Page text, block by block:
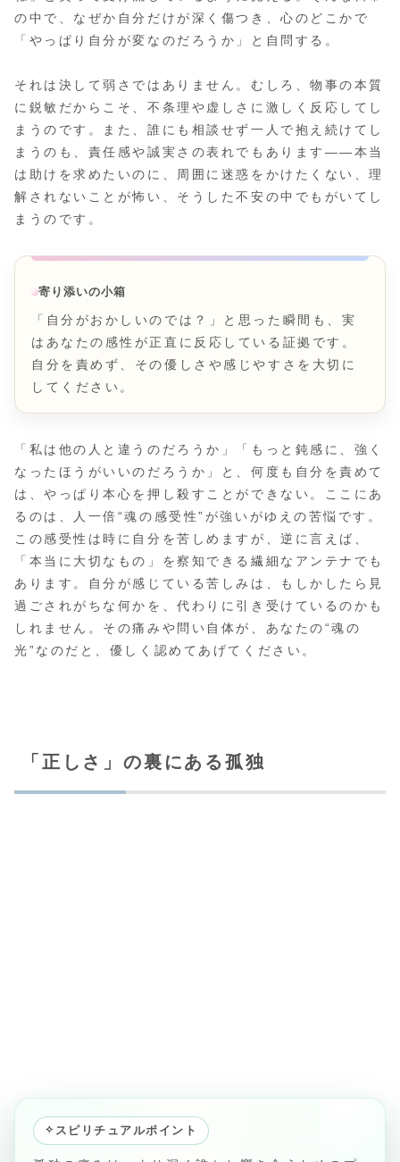
の中で、なぜか自分だけが深く傷つき、心のどこかで
「やっぱり自分が変なのだろうか」と自問する。
それは決して弱さではありません。むしろ、物事の本質
に鋭敏だからこそ、不条理や虚しさに激しく反応してし
まうのです。また、誰にも相談せず一人で抱え続けてし
まうのも、責任感や誠実さの表れでもあります――本当
は助けを求めたいのに、周囲に迷惑をかけたくない、理
解されないことが怖い、そうした不安の中でもがいてし
まうのです。
寄り添いの小箱
「自分がおかしいのでは？」と思った瞬間も、実
はあなたの感性が正直に反応している証拠です。
自分を責めず、その優しさや感じやすさを大切に
してください。
「私は他の人と違うのだろうか」「もっと鈍感に、強く
なったほうがいいのだろうか」と、何度も自分を責めて
は、やっぱり本心を押し殺すことができない。ここにあ
るのは、人一倍“魂の感受性”が強いがゆえの苦悩です。
この感受性は時に自分を苦しめますが、逆に言えば、
「本当に大切なもの」を察知できる繊細なアンテナでも
あります。自分が感じている苦しみは、もしかしたら見
過ごされがちな何かを、代わりに引き受けているのかも
しれません。その痛みや問い自体が、あなたの“魂の
光”なのだと、優しく認めてあげてください。
「正しさ」の裏にある孤独
✧ スピリチュアルポイント